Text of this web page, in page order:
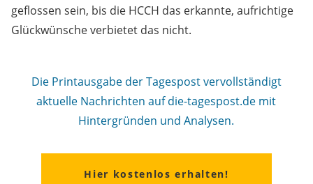
geflossen sein, bis die HCCH das erkannte, aufrichtige
Glückwünsche verbietet das nicht.
Die Printausgabe der Tagespost vervollständigt
aktuelle Nachrichten auf die-tagespost.de mit
Hintergründen und Analysen.
Hier kostenlos erhalten!